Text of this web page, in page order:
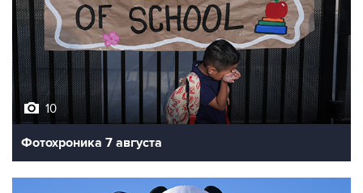
10
Фотохроника 7 августа